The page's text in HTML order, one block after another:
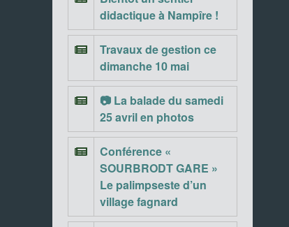
didactique à Nampîre !
Travaux de gestion ce
dimanche 10 mai
📷 La balade du samedi
25 avril en photos
Conférence «
SOURBRODT GARE »
Le palimpseste d’un
village fagnard